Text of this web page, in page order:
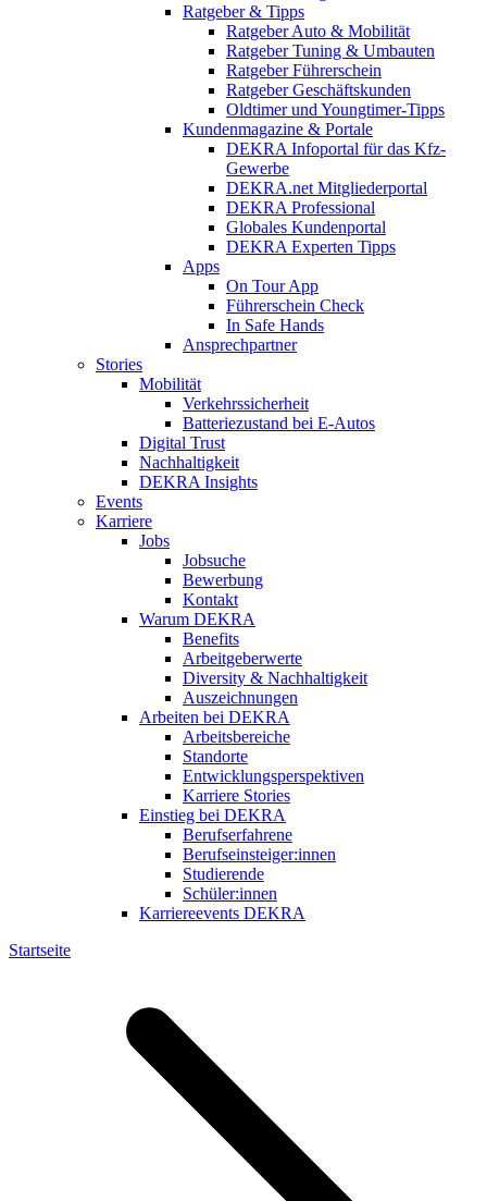
Ratgeber & Tipps
Ratgeber Auto & Mobilität
Ratgeber Tuning & Umbauten
Ratgeber Führerschein
Ratgeber Geschäftskunden
Oldtimer und Youngtimer-Tipps
Kundenmagazine & Portale
DEKRA Infoportal für das Kfz-
Gewerbe
DEKRA.net Mitgliederportal
DEKRA Professional
Globales Kundenportal
DEKRA Experten Tipps
Apps
On Tour App
Führerschein Check
In Safe Hands
Ansprechpartner
Stories
Mobilität
Verkehrssicherheit
Batteriezustand bei E-Autos
Digital Trust
Nachhaltigkeit
DEKRA Insights
Events
Karriere
Jobs
Jobsuche
Bewerbung
Kontakt
Warum DEKRA
Benefits
Arbeitgeberwerte
Diversity & Nachhaltigkeit
Auszeichnungen
Arbeiten bei DEKRA
Arbeitsbereiche
Standorte
Entwicklungsperspektiven
Karriere Stories
Einstieg bei DEKRA
Berufserfahrene
Berufseinsteiger:innen
Studierende
Schüler:innen
Karriereevents DEKRA
Startseite